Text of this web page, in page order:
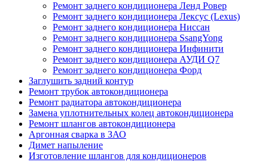
Ремонт заднего кондиционера Ленд Ровер
Ремонт заднего кондиционера Лексус (Lexus)
Ремонт заднего кондиционера Ниссан
Ремонт заднего кондиционера SsangYong
Ремонт заднего кондиционера Инфинити
Ремонт заднего кондиционера АУДИ Q7
Ремонт заднего кондиционера Форд
Заглушить задний контур
Ремонт трубок автокондиционера
Ремонт радиатора автокондиционера
Замена уплотнительных колец автокондиционера
Ремонт шлангов автокондиционера
Аргонная сварка в ЗАО
Димет напыление
Изготовление шлангов для кондиционеров